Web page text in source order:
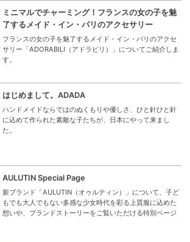
ミニマルでチャーミング！フランスの女の子を魅
了するメイド・イン・パリのアクセサリー
フランスの女の子を魅了するメイド・イン・パリのアクセ
サリー「ADORABILI（アドラビリ）」についてご紹介しま
す。
はじめまして。ADADA
ハンドメイドならではのぬくもりや優しさ、ひと針ひと針
に込めて作られた素敵な子たちが、日本にやって来まし
た。
AULUTIN Special Page
新ブランド「AULUTIN（オゥルティン）」について、子ど
もでも大人でもない多感な少女時代を彩る上質服に込めた
想いや、ブランドストーリーをご覧いただける特別ページ